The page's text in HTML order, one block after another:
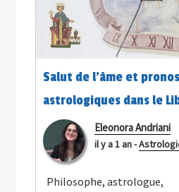
Salut de l’âme et
astrologiques dans le
introductorius de Michel
Eleonora Andriani
il y a 1 an-
Philosophe, astrologue,